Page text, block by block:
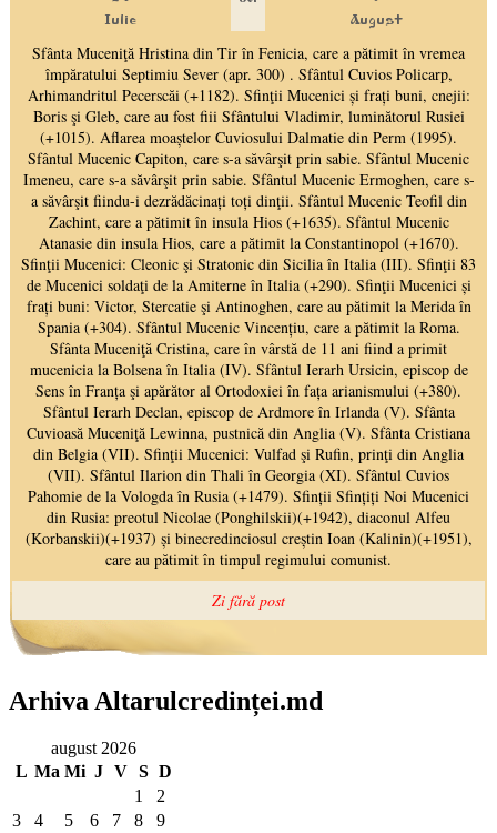
Arhiva Altarulcredinței.md
august 2026
L Ma Mi J V S D
1
2
3
4 5 6 7 8
9